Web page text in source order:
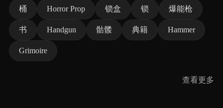
桶 Horror Prop 锁盒 锁 爆能枪
书 Handgun 骷髅 典籍 Hammer
Grimoire
查看更多